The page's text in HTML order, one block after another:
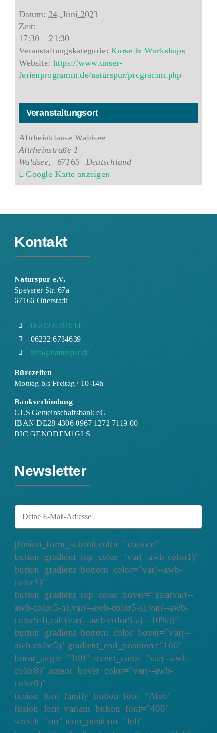
Datum: 24. Juni 2023
Zeit:
17:30 – 21:30
Veranstaltungskategorie: Kurse & Workshops
Website: https://www.unser-
ferienprogramm.de/naturspur/programm.php
Veranstaltungsort
Altrheinklause Waldsee
Altrheinstraße 1
Waldsee, 67165
Deutschland
Google Karte anzeigen
Kontakt
Naturspur e.V.
Speyerer Str. 67a
67166 Otterstadt
06232 6231914
06232 6784639
info@naturspur.de
Bürozeiten
Montag bis Freitag / 10-14h
Bankverbindung
GLS Gemeinschaftsbank eG
IBAN DE28 4306 0967 1272 7119 00
BIC GENODEM1GLS
Newsletter
[fusion_form_submit color="custom"
button_gradient_top_color="var(--awb-color1)"
button_gradient_bottom_color="var(--awb-
color1)"
button_gradient_top_color_hover="hsla(var(--
awb-color5-h),var(--awb-color5-s),var(--awb-
color5-l),calc(var(--awb-color5-a) - 10%))"
button_gradient_bottom_color_hover="var(--
awb-color5)" gradient_end_position="100"
linear_angle="180" accent_color="var(--awb-
color8)" accent_hover_color="var(--awb-
color8)"
fusion_font_family_button_font="Aleo"
fusion_font_variant_button_font="400"
stretch="no" icon_position="left"